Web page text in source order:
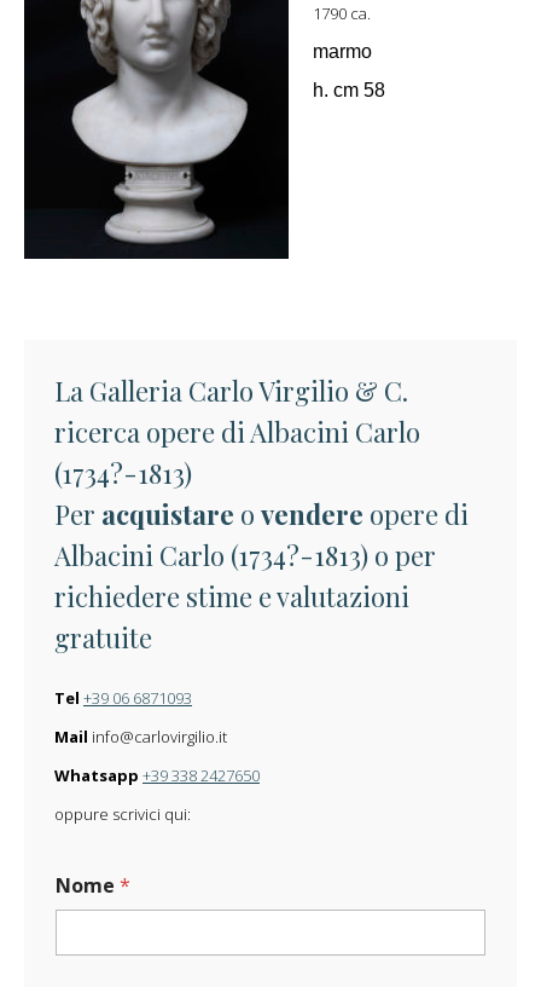
1790 ca.
marmo
h. cm 58
La Galleria Carlo Virgilio & C.
ricerca opere di Albacini Carlo
(1734?-1813)
Per acquistare o vendere opere di
Albacini Carlo (1734?-1813) o per
richiedere stime e valutazioni
gratuite
Tel +39 06 6871093
Mail info@carlovirgilio.it
Whatsapp +39 338 2427650
oppure scrivici qui:
Nome *